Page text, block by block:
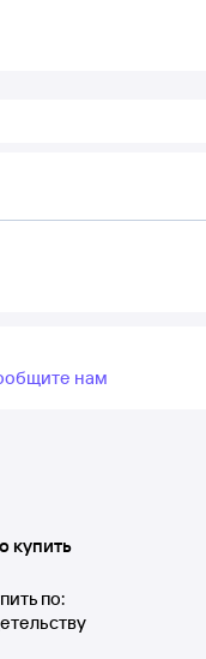
нам
купить
по: